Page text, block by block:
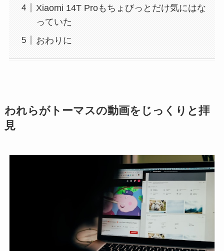
Xiaomi 14T Proもちょびっとだけ気にはな
っていた
おわりに
われらがトーマスの動画をじっくりと拝
見